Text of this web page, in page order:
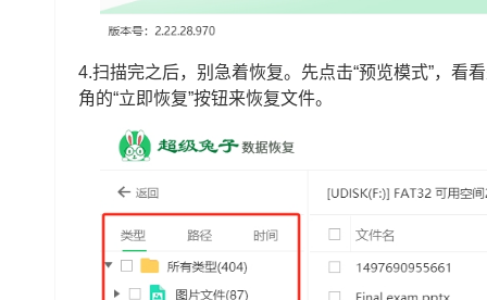
4.扫描完之后，别急着恢复。先点击“预览模式”，看
角的“立即恢复”按钮来恢复文件。